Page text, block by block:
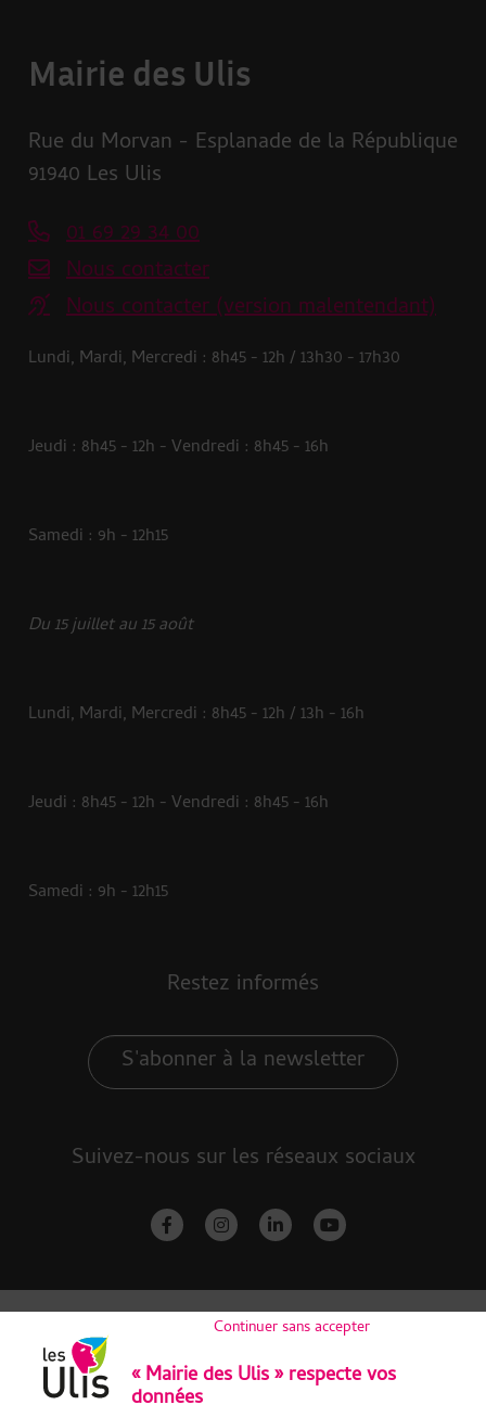
« Mairie des Ulis » respecte vos
Continuer sans accepter
Mairie des Ulis
Rue du Morvan - Esplanade de la République
91940 Les Ulis
01 69 29 34 00
Nous contacter
Nous contacter (version malentendant)
Lundi, Mardi, Mercredi : 8h45 - 12h / 13h30 - 17h30
Jeudi : 8h45 - 12h - Vendredi : 8h45 - 16h
Samedi : 9h - 12h15
Du 15 juillet au 15 août
Lundi, Mardi, Mercredi : 8h45 - 12h / 13h - 16h
Jeudi : 8h45 - 12h - Vendredi : 8h45 - 16h
Samedi : 9h - 12h15
Restez informés
S'abonner à la newsletter
Suivez-nous sur les réseaux sociaux
facebook-finstagramlinkedin-inyoutube